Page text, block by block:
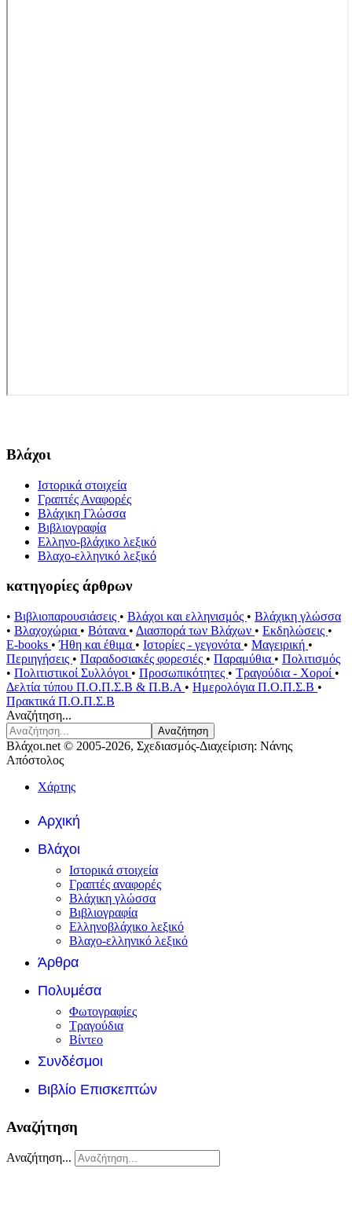
Βλάχοι
Ιστορικά στοιχεία
Γραπτές Αναφορές
Βλάχικη Γλώσσα
Βιβλιογραφία
Ελληνο-βλάχικο λεξικό
Βλαχο-ελληνικό λεξικό
κατηγορίες άρθρων
• Βιβλιοπαρουσιάσεις • Βλάχοι και ελληνισμός • Βλάχικη γλώσσα
• Βλαχοχώρια • Βότανα • Διασπορά των Βλάχων • Εκδηλώσεις •
E-books •Ήθη και έθιμα • Ιστορίες - γεγονότα • Μαγειρική •
Περιηγήσεις • Παραδοσιακές φορεσιές • Παραμύθια • Πολιτισμός
• Πολιτιστικοί Συλλόγοι • Προσωπικότητες • Τραγούδια - Χοροί •
Δελτία τύπου Π.Ο.Π.Σ.Β & Π.Β.Α • Ημερολόγια Π.Ο.Π.Σ.Β •
Πρακτικά Π.Ο.Π.Σ.Β
Αναζήτηση...
Αναζήτηση
Βλάχοι.net © 2005-2026, Σχεδιασμός-Διαχείριση: Νάνης
Απόστολος
Χάρτης
Αρχική
Βλάχοι
Ιστορικά στοιχεία
Γραπτές αναφορές
Βλάχικη γλώσσα
Βιβλιογραφία
Ελληνοβλάχικο λεξικό
Βλαχο-ελληνικό λεξικό
Άρθρα
Πολυμέσα
Φωτογραφίες
Τραγούδια
Βίντεο
Συνδέσμοι
Βιβλίο Επισκεπτών
Αναζήτηση
Αναζήτηση...